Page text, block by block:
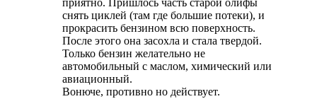
приятно. Пришлось часть старой олифы
снять циклей (там где большие потеки), и
прокрасить бензином всю поверхность.
После этого она засохла и стала твердой.
Только бензин желательно не
автомобильный с маслом, химический или
авиационный.
Вонюче, противно но действует.